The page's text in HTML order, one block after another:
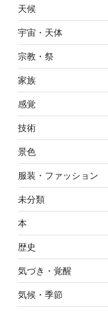
天候
宇宙・天体
宗教・祭
家族
感覚
技術
景色
服装・ファッション
未分類
本
歴史
気づき・覚醒
気候・季節